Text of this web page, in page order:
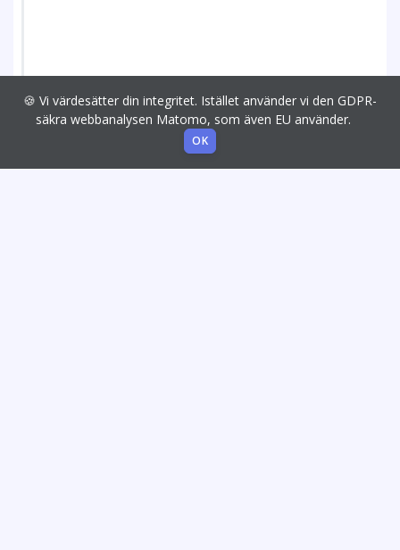
🍪 Vi värdesätter din integritet. Istället använder vi den GDPR-
säkra webbanalysen Matomo, som även EU använder.
OK